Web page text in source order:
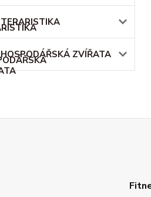
TERARISTIKA
HOSPODÁŘSKÁ ZVÍŘATA